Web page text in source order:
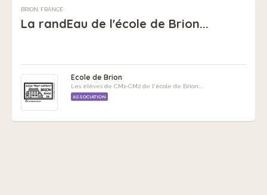
BRION, FRANCE
La randEau de l'école de Brion...
Ecole de Brion
Les élèves de CM1-CM2 de l'école de Brion....
ASSOCIATION